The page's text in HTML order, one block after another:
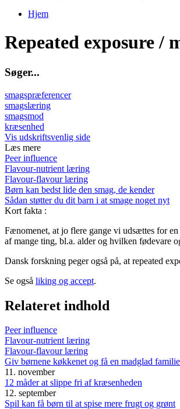
Hjem
Repeated exposure /
Søger...
smagspræferencer
smagslæring
smagsmod
kræsenhed
Vis udskriftsvenlig side
Læs mere
Peer influence
Flavour-nutrient læring
Flavour-flavour læring
Børn kan bedst lide den smag, de kender
Sådan støtter du dit barn i at smage noget nyt
Kort fakta :
Fænomenet, at jo flere gange vi udsættes for en
af mange ting, bl.a. alder og hvilken fødevare
Dansk forskning peger også på, at repeated
Se også liking og accept.
Relateret indhold
Peer influence
Flavour-nutrient læring
Flavour-flavour læring
Giv børnene køkkenet og få en madglad familie
11. november
12 måder at slippe fri af kræsenheden
12. september
Spil kan få børn til at spise mere frugt og grønt